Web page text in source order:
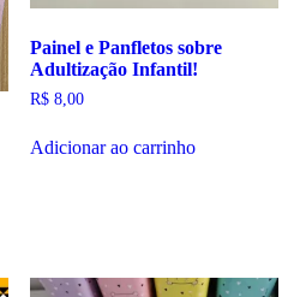
Painel e Panfletos sobre
Adultização Infantil!
R$8,00
Adicionar ao carrinho